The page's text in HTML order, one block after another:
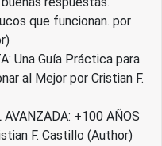
que funcionan. por
Una Guía Práctica para
al Mejor por Cristian F.
AVANZADA: +100 AÑOS
F. Castillo (Author)